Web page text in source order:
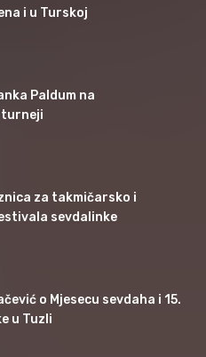
i u Turskoj
Paldum na
turneji
za takmičarsko i
sevdalinke
o Mjesecu sevdaha i 15.
u Tuzli